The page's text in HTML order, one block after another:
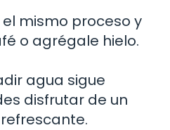
el mismo proceso y
o agrégale hielo.
agua sigue
disfrutar de un